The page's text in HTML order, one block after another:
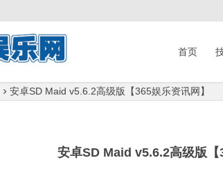
首页
安卓SD Maid v5.6.2高级版【365娱乐资讯网】
安卓SD Maid v5.6.2高级版【